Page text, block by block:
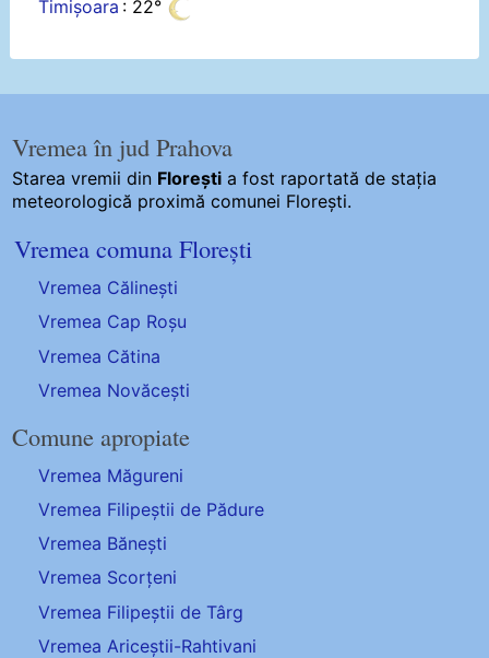
Timișoara : 22°
Vremea în jud Prahova
Starea vremii din Florești a fost raportată de stația
meteorologică proximă comunei Florești.
Vremea comuna Florești
Vremea Călinești
Vremea Cap Roșu
Vremea Cătina
Vremea Novăcești
Comune apropiate
Vremea Măgureni
Vremea Filipeștii de Pădure
Vremea Bănești
Vremea Scorțeni
Vremea Filipeștii de Târg
Vremea Ariceștii-Rahtivani